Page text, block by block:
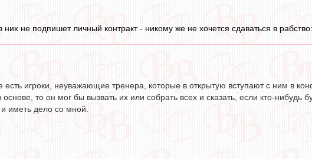
не подпишет личный контракт - никому же не хочется сдаваться в
игроки, неуважающие тренера, которые в открытую вступают с ним в
то он мог бы вызвать их или собрать всех и сказать, если кто-нибудь
иметь дело со мной.